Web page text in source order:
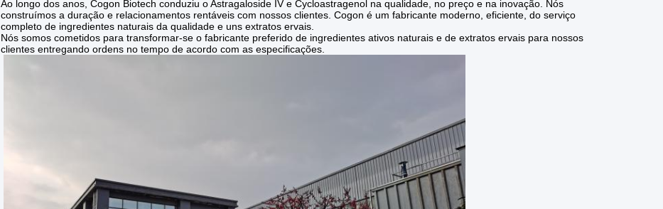
Ao longo dos anos, Cogon Biotech conduziu o Astragaloside IV e Cycloastragenol na qualidade, no preço e na inovação. Nós
construímos a duração e relacionamentos rentáveis com nossos clientes. Cogon é um fabricante moderno, eficiente, do serviço
completo de ingredientes naturais da qualidade e uns extratos ervais.
Nós somos cometidos para transformar-se o fabricante preferido de ingredientes ativos naturais e de extratos ervais para nossos
clientes entregando ordens no tempo de acordo com as especificações.